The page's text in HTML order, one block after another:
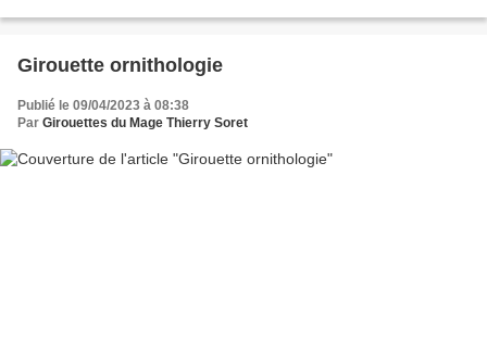
Girouette ornithologie
Publié le 09/04/2023 à 08:38
Par Girouettes du Mage Thierry Soret